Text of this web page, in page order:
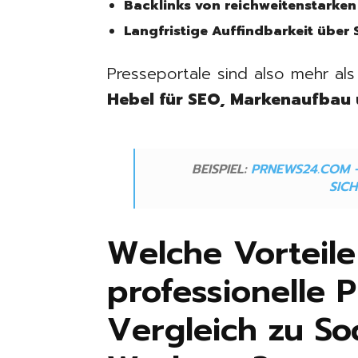
Backlinks von
Langfristige Auffindbarkeit über
Presseportale sind also mehr
Hebel für SEO,
BEISPIEL: PRNEWS24.COM
Welche
professionelle
Vergleich zu